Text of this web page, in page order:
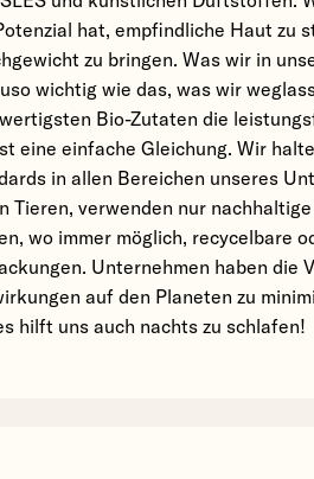
hat, empfindliche Haut zu
zu bringen. Was wir in
wichtig wie das, was wir
Bio-Zutaten die
eine einfache Gleichung. Wir
in allen Bereichen unseres
Tieren, verwenden nur
wo immer möglich, recycelbare
Unternehmen haben die
auf den Planeten zu
hilft uns auch nachts zu schlafen!